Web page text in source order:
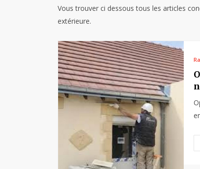
Vous trouver ci dessous tous les articles
extérieure.